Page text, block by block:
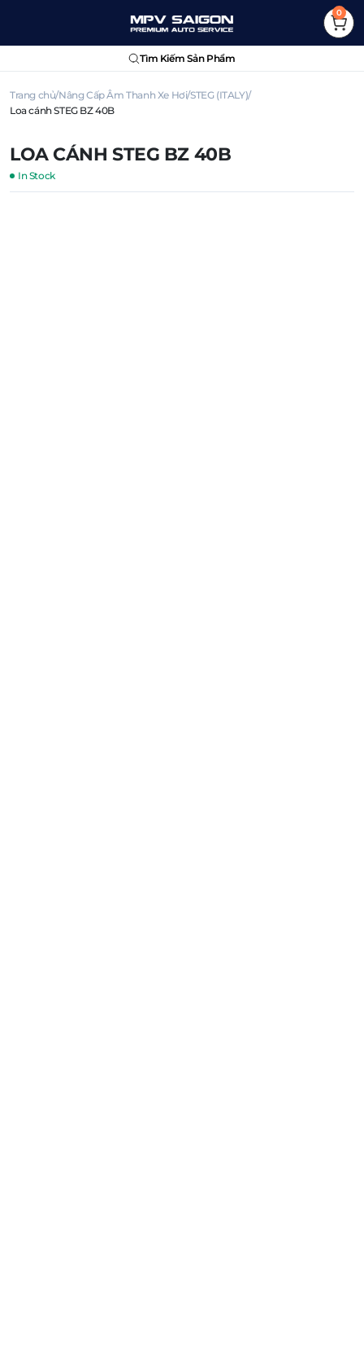
0
Tìm Kiếm Sản Phẩm
Trang chủ Nâng Cấp Âm Thanh Xe Hơi STEG (ITALY)
Loa cánh STEG BZ 40B
LOA CÁNH STEG BZ 40B
In Stock